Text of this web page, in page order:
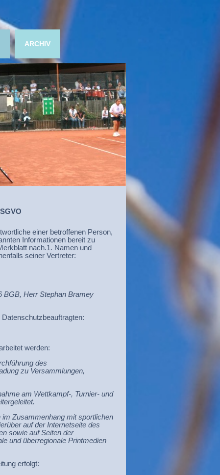
ARCHIV
einer betroffenen Person,
Informationen bereit zu
nach.1. Namen und
seiner Vertreter:
BGB, Herr Stephan Bramey
werden:
des
zu Versammlungen,
am Wettkampf-, Turnier- und
Zusammenhang mit sportlichen
auf der Internetseite des
sowie auf Seiten der
und überregionale Printmedien
erfolgt: